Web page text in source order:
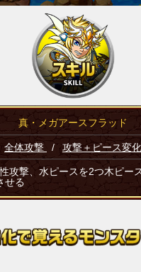
真・メガアースフラッド
全体攻撃 / 攻撃＋ピース変化
攻撃、水ピースを2つ木ピー
せる